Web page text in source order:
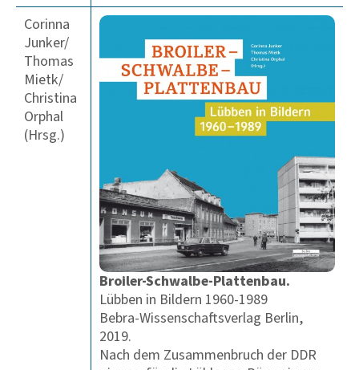
Corinna
Junker/
Thomas
Mietk/
Christina
Orphal
(Hrsg.)
Broiler-Schwalbe-Plattenbau.
Lübben in Bildern 1960-1989
Bebra-Wissenschaftsverlag Berlin,
2019.
Nach dem Zusammenbruch der DDR